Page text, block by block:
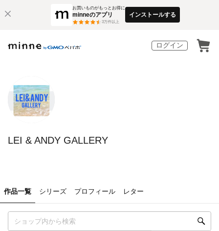
お買いものがもっとお得に
minneのアプリ
3万件以上
インストールする
ログイン
LEI & ANDY GALLERY
作品一覧 シリーズ プロフィール レター